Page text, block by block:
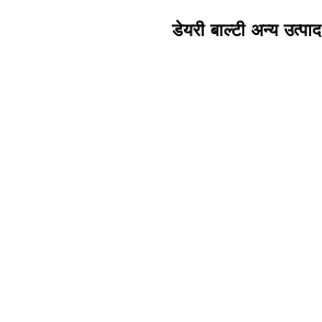
डेयरी बाल्टी अन्य उत्पाद